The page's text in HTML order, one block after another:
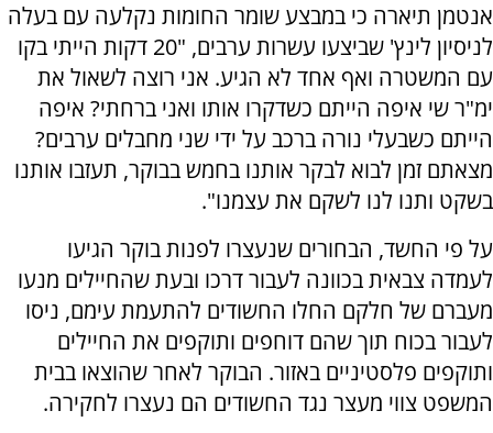
אנטמן תיארה כי במבצע שומר החומות נקלעה עם בעלה
לניסיון לינץ' שביצעו עשרות ערבים, "20 דקות הייתי בקו
עם המשטרה ואף אחד לא הגיע. אני רוצה לשאול את
ימ"ר שי איפה הייתם כשדקרו אותו ואני ברחתי? איפה
הייתם כשבעלי נורה ברכב על ידי שני מחבלים ערבים?
מצאתם זמן לבוא לבקר אותנו בחמש בבוקר, תעזבו אותנו
בשקט ותנו לנו לשקם את עצמנו".
על פי החשד, הבחורים שנעצרו לפנות בוקר הגיעו
לעמדה צבאית בכוונה לעבור דרכו ובעת שהחיילים מנעו
מעברם של חלקם החלו החשודים להתעמת עימם, ניסו
לעבור בכוח תוך שהם דוחפים ותוקפים את החיילים
ותוקפים פלסטיניים באזור. הבוקר לאחר שהוצאו בבית
המשפט צווי מעצר נגד החשודים הם נעצרו לחקירה.